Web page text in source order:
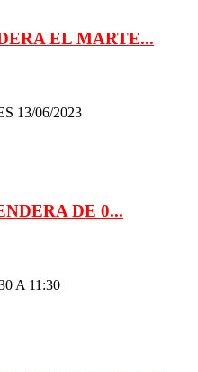
EL MARTE...
13/06/2023
DE 0...
A 11:30